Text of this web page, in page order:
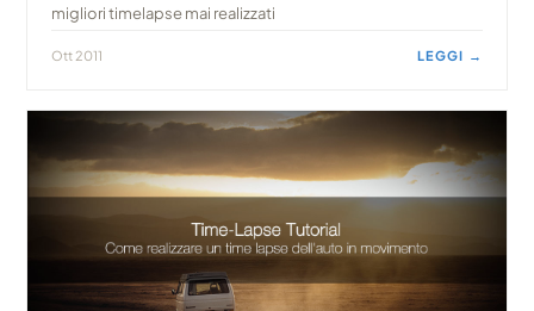
migliori timelapse mai realizzati
Ott 2011 LEGGI →